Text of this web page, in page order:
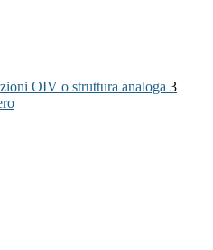
OIV o struttura analoga 3